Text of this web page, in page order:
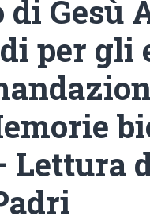
di Gesù
per
Lettura